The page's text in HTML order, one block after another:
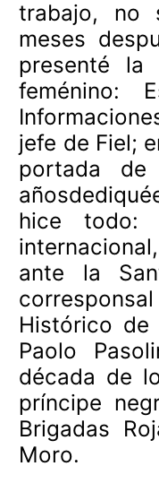
trabajo, no
meses
presenté la
feménino:
jefe de Fiel;
portada
hice todo:
ante la
Histórico de
Paolo
década de
príncipe
Brigadas
Moro.